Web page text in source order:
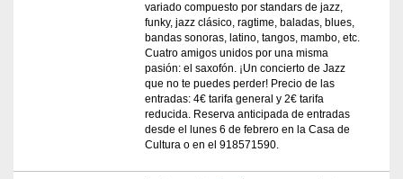
variado compuesto por standars de jazz,
funky, jazz clásico, ragtime, baladas, blues,
bandas sonoras, latino, tangos, mambo, etc.
Cuatro amigos unidos por una misma
pasión: el saxofón. ¡Un concierto de Jazz
que no te puedes perder! Precio de las
entradas: 4€ tarifa general y 2€ tarifa
reducida. Reserva anticipada de entradas
desde el lunes 6 de febrero en la Casa de
Cultura o en el 918571590.